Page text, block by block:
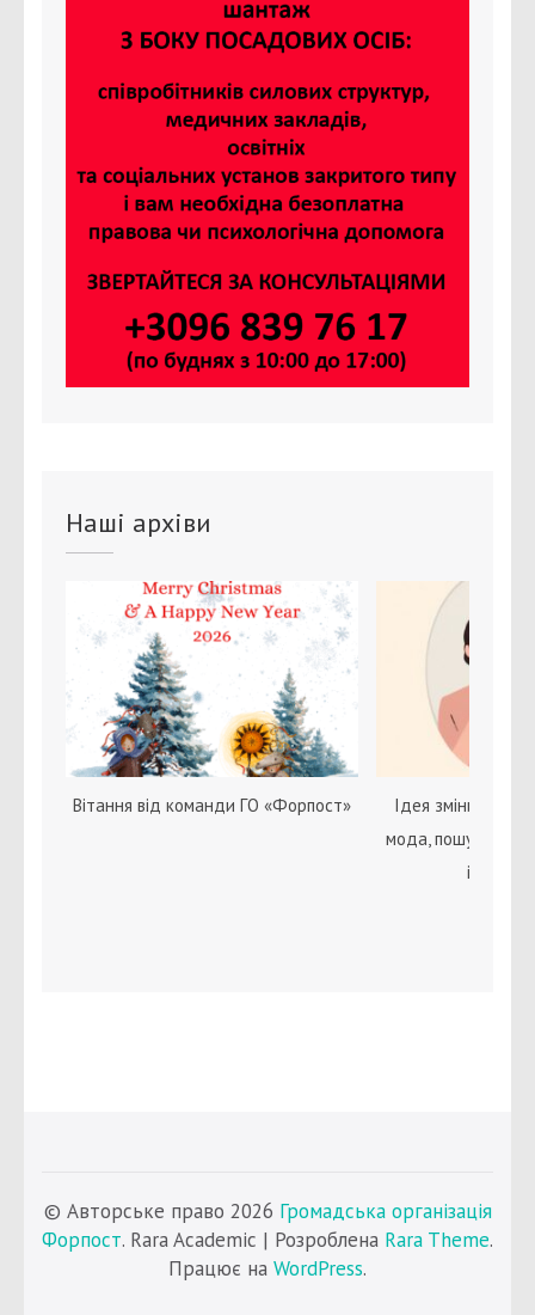
Наші архіви
Вітання від команди ГО «Форпост»
Ідея зміни статі
мода, пошук себе
© Авторське право 2026 Громадська організація
Форпост. Rara Academic | Розроблена Rara Theme.
Працює на WordPress.